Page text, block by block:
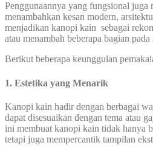
Penggunaannya yang fungsional juga
menambahkan kesan modern,
menjadikan kanopi kain sebagai
atau menambah beberapa bagian
Berikut beberapa keunggulan
1. Estetika yang Menarik
Kanopi kain hadir dengan berbagai
dapat disesuaikan dengan tema atau
ini membuat kanopi kain tidak hanya
tetapi juga mempercantik tampilan